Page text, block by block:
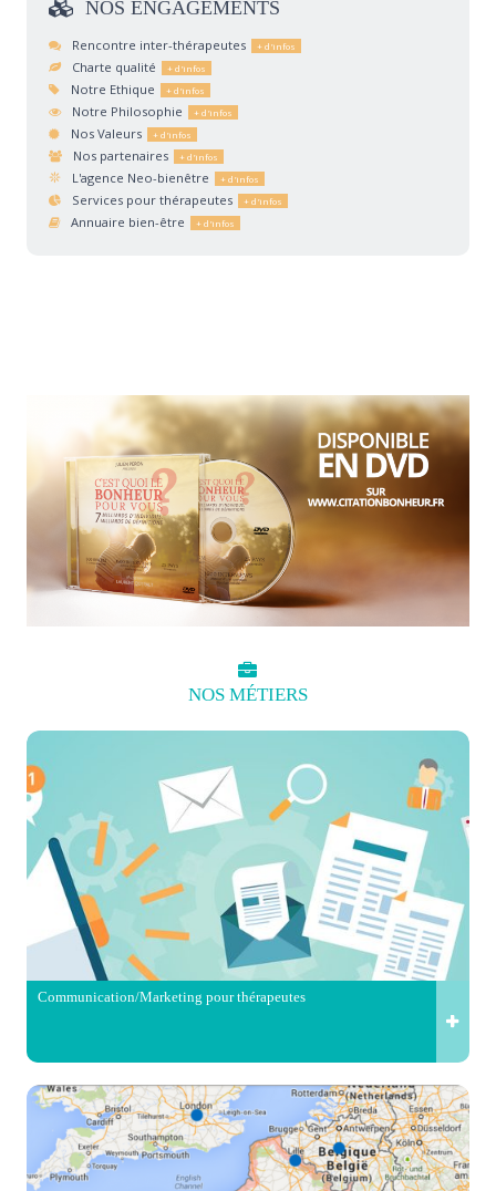
NOS ENGAGEMENTS
Rencontre inter-thérapeutes
Charte qualité
Notre Ethique
Notre Philosophie
Nos Valeurs
Nos partenaires
L'agence Neo-bienêtre
Services pour thérapeutes
Annuaire bien-être
NOS MÉTIERS
Communication/Marketing pour thérapeutes